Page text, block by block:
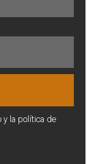
y la política de